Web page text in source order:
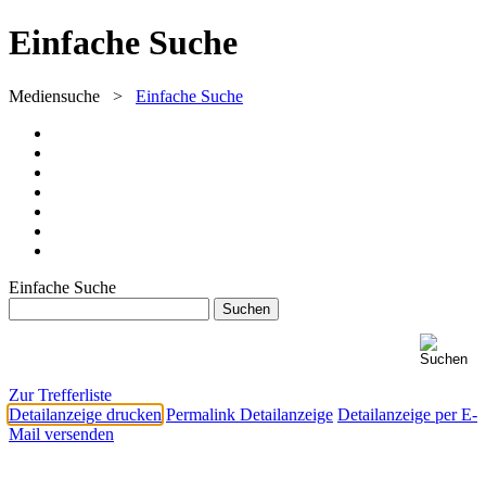
Einfache Suche
Mediensuche > Einfache Suche
Einfache Suche
Zur Trefferliste
Detailanzeige drucken Permalink Detailanzeige Detailanzeige per E-
Mail versenden